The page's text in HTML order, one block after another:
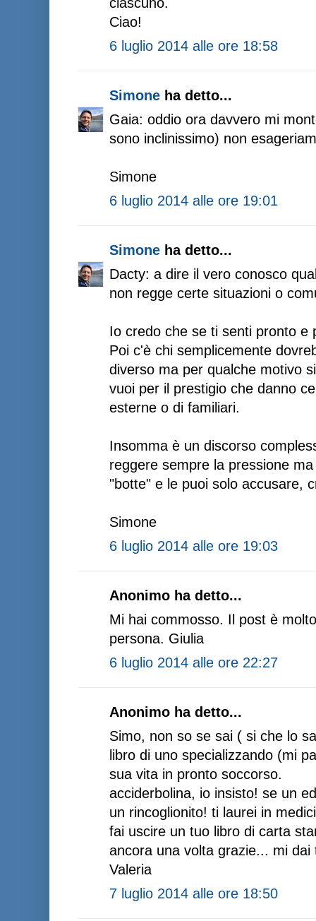
Ciao!
6 luglio 2014 alle ore 18:58
Simone ha detto...
Gaia: oddio ora davvero mi
sono inclinissimo) non
Simone
6 luglio 2014 alle ore 19:01
Simone ha detto...
Dacty: a dire il vero conosco
non regge certe situazioni o
Io credo che se ti senti pronto e
Poi c'è chi semplicemente
diverso ma per qualche motivo
vuoi per il prestigio che danno
esterne o di familiari.
Insomma è un discorso
reggere sempre la pressione
"botte" e le puoi solo accusare,
Simone
6 luglio 2014 alle ore 19:03
Anonimo ha detto...
Mi hai commosso. Il post è
persona. Giulia
6 luglio 2014 alle ore 22:27
Anonimo ha detto...
Simo, non so se sai ( si che lo
libro di uno specializzando (mi
sua vita in pronto soccorso.
acciderbolina, io insisto! se un
un rincoglionito! ti laurei in
fai uscire un tuo libro di carta
ancora una volta grazie... mi dai
Valeria
7 luglio 2014 alle ore 18:50